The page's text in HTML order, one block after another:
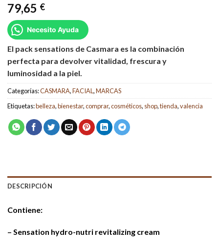
79,65 €
Necesito Ayuda
El pack sensations de Casmara es la combinación
perfecta para devolver vitalidad, frescura y
luminosidad a la piel.
Categorías:CASMARA,FACIAL,MARCAS
Etiquetas:belleza,bienestar,comprar,cosméticos, shop,tienda,valencia
DESCRIPCIÓN
Contiene:
– Sensation hydro-nutri revitalizing cream